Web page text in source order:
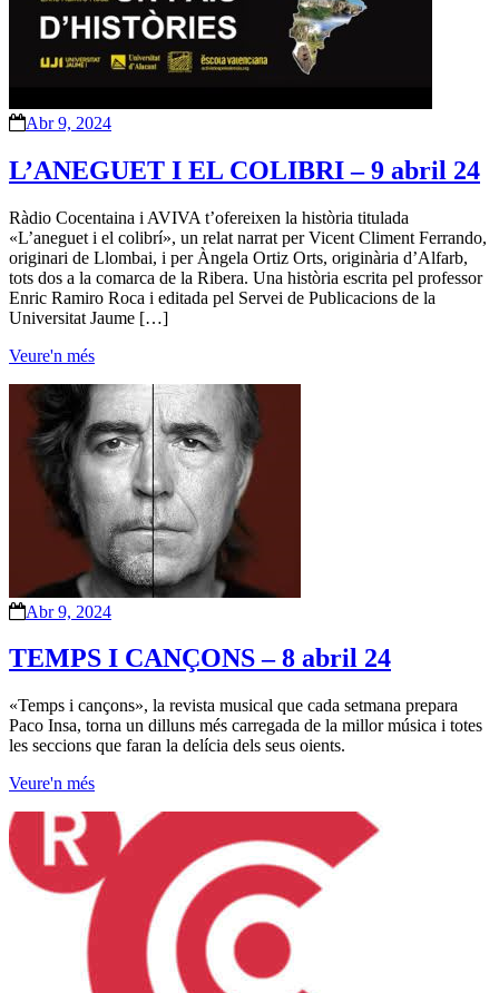
Abr 9, 2024
L’ANEGUET I EL COLIBRI – 9 abril 24
Ràdio Cocentaina i AVIVA t’ofereixen la història titulada
«L’aneguet i el colibrí», un relat narrat per Vicent Climent Ferrando,
originari de Llombai, i per Àngela Ortiz Orts, originària d’Alfarb,
tots dos a la comarca de la Ribera. Una història escrita pel professor
Enric Ramiro Roca i editada pel Servei de Publicacions de la
Universitat Jaume […]
Veure'n més
Abr 9, 2024
TEMPS I CANÇONS – 8 abril 24
«Temps i cançons», la revista musical que cada setmana prepara
Paco Insa, torna un dilluns més carregada de la millor música i totes
les seccions que faran la delícia dels seus oients.
Veure'n més